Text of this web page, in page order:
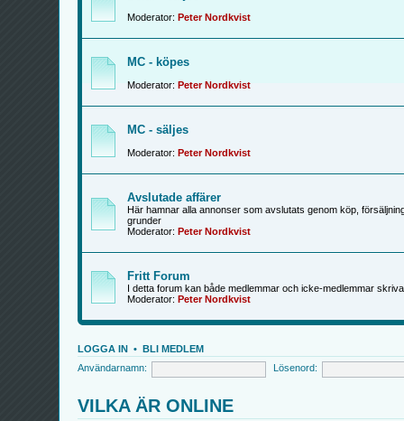
Moderator: Peter Nordkvist
MC - köpes
Moderator: Peter Nordkvist
MC - säljes
Moderator: Peter Nordkvist
Avslutade affärer
Här hamnar alla annonser som avslutats genom köp,
grunder
Moderator: Peter Nordkvist
Fritt Forum
I detta forum kan både medlemmar och icke-medlemmar
Moderator: Peter Nordkvist
LOGGA IN • BLI MEDLEM
Användarnamn:
Lösenord:
VILKA ÄR ONLINE